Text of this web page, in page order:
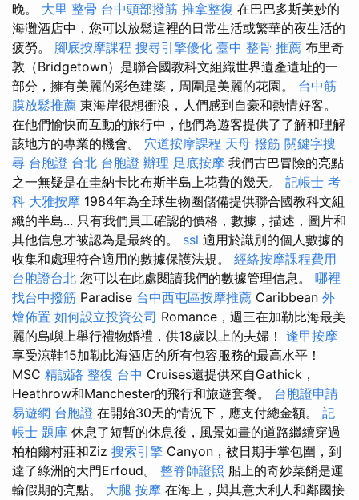
晚。 大里 整骨 台中頭部撥筋 推拿整復 在巴巴多斯美妙的
海灘酒店中，您可以放鬆這裡的日常生活或繁華的夜生活的
疲勞。 腳底按摩課程 搜尋引擎優化 臺中 整骨 推薦 布里奇
敦（Bridgetown）是聯合國教科文組織世界遺產遺址的一
部分，擁有美麗的彩色建築，周圍是美麗的花園。 台中筋
膜放鬆推薦 東海岸很想衝浪，人們感到自豪和熱情好客。
在他們愉快而互動的旅行中，他們為遊客提供了了解和理解
該地方的專業的機會。 穴道按摩課程 天母 撥筋 關鍵字搜
尋 台胞證 台北 台胞證 辦理 足底按摩 我們古巴冒險的亮點
之一無疑是在圭納卡比布斯半島上花費的幾天。 記帳士 考
科 大雅按摩 1984年為全球生物圈儲備提供聯合國教科文組
織的半島... 只有我們員工確認的價格，數據，描述，圖片和
其他信息才被認為是最終的。 ssl 適用於識別的個人數據的
收集和處理符合適用的數據保護法規。 經絡按摩課程費用
台胞證台北 您可以在此處閱讀我們的數據管理信息。 哪裡
找台中撥筋 Paradise 台中西屯區按摩推薦 Caribbean 外
燴佈置 如何設立投資公司 Romance，週三在加勒比海最美
麗的島嶼上舉行禮物婚禮，供18歲以上的夫婦！ 逢甲按摩
享受涼鞋15加勒比海酒店的所有包容服務的最高水平！
MSC 精誠路 整復 台中 Cruises還提供來自Gathick，
Heathrow和Manchester的飛行和旅遊套餐。 台胞證申請
易遊網 台胞證 在開始30天的情況下，應支付總金額。 記
帳士 題庫 休息了短暫的休息後，風景如畫的道路繼續穿過
柏柏爾村莊和Ziz 搜索引擎 Canyon，被日期手掌包圍，到
達了綠洲的大門Erfoud。 整脊師證照 船上的奇妙菜餚是運
輸假期的亮點。 大腿 按摩 在海上，與其意大利人和鄰國接